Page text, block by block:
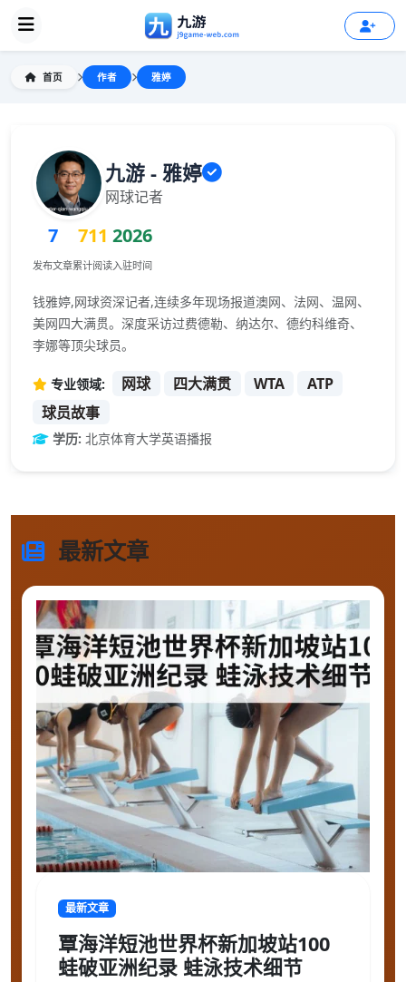
首页 作者 雅婷
九游 - 雅婷
网球记者
7
发布文章
711
累计阅读
2026
入驻时间
钱雅婷,网球资深记者,连续多年现场报道澳网、法网、温网、
美网四大满贯。深度采访过费德勒、纳达尔、德约科维奇、
李娜等顶尖球员。
专业领域: 网球 四大满贯 WTA
ATP
球员故事
学历: 北京体育大学英语播报
最新文章
最新文章
覃海洋短池世界杯新加坡站100
蛙破亚洲纪录 蛙泳技术细节